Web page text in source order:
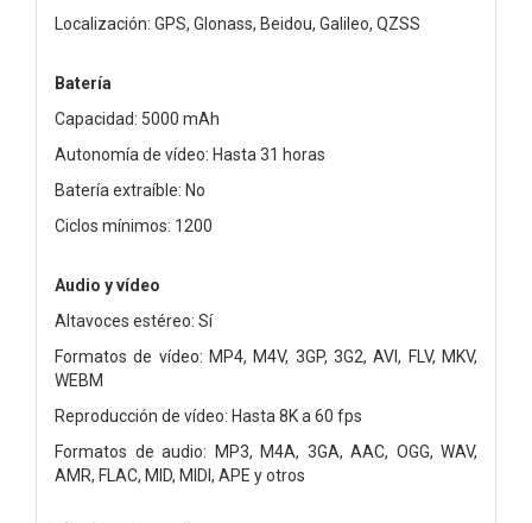
Localización: GPS, Glonass, Beidou, Galileo, QZSS
Batería
Capacidad: 5000 mAh
Autonomía de vídeo: Hasta 31 horas
Batería extraíble: No
Ciclos mínimos: 1200
Audio y vídeo
Altavoces estéreo: Sí
Formatos de vídeo: MP4, M4V, 3GP, 3G2, AVI, FLV, MKV,
WEBM
Reproducción de vídeo: Hasta 8K a 60 fps
Formatos de audio: MP3, M4A, 3GA, AAC, OGG, WAV,
AMR, FLAC, MID, MIDI, APE y otros